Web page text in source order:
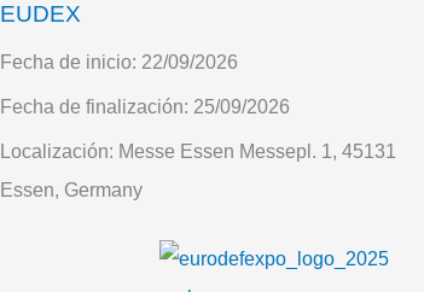
EUDEX
Fecha de inicio: 22/09/2026
Fecha de finalización: 25/09/2026
Localización: Messe Essen Messepl. 1, 45131
Essen, Germany